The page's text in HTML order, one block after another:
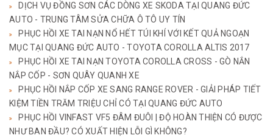
DỊCH VỤ ĐỒNG SƠN CÁC DÒNG XE SKODA TẠI QUANG ĐỨC
AUTO - TRUNG TÂM SỬA CHỮA Ô TÔ UY TÍN
PHỤC HỒI XE TAI NẠN NỔ HẾT TÚI KHÍ VỚI KẾT QUẢ NGOẠN
MỤC TẠI QUANG ĐỨC AUTO - TOYOTA COROLLA ALTIS 2017
PHỤC HỒI XE TAI NẠN TOYOTA COROLLA CROSS - GÒ NẮN
NẮP CỐP - SƠN QUÂY QUANH XE
PHỤC HỒI NẮP CỐP XE SANG RANGE ROVER - GIẢI PHÁP TIẾT
KIỆM TIỀN TRĂM TRIỆU CHỈ CÓ TẠI QUANG ĐỨC AUTO
PHỤC HỒI VINFAST VF5 ĐÂM ĐUÔI | ĐỘ HOÀN THIỆN CÓ ĐƯỢC
NHƯ BAN ĐẦU? CÓ XUẤT HIỆN LỖI GÌ KHÔNG?